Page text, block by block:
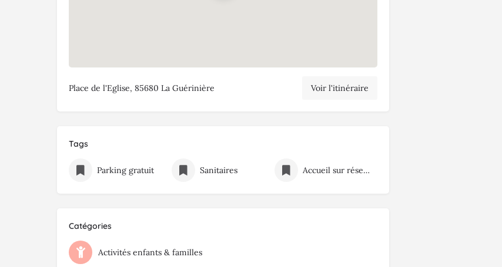
Place de l'Eglise, 85680 La Guérinière Voir l'itinéraire
Tags
Parking gratuit Sanitaires Accueil sur réservation
Catégories
Activités enfants & familles